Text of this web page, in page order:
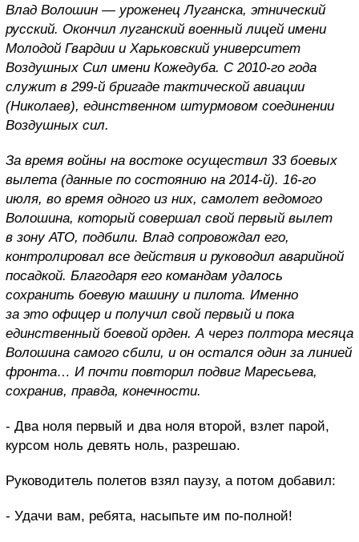
Влад Волошин — уроженец Луганска, этнический
русский. Окончил луганский военный лицей имени
Молодой Гвардии и Харьковский университет
Воздушных Сил имени Кожедуба. С 2010-го года
служит в 299-й бригаде тактической авиации
(Николаев), единственном штурмовом соединении
Воздушных сил.
За время войны на востоке осуществил 33 боевых
вылета (данные по состоянию на 2014-й). 16-го
июля, во время одного из них, самолет ведомого
Волошина, который совершал свой первый вылет
в зону АТО, подбили. Влад сопровождал его,
контролировал все действия и руководил аварийной
посадкой. Благодаря его командам удалось
сохранить боевую машину и пилота. Именно
за это офицер и получил свой первый и пока
единственный боевой орден. А через полтора месяца
Волошина самого сбили, и он остался один за линией
фронта… И почти повторил подвиг Маресьева,
сохранив, правда, конечности.
- Два ноля первый и два ноля второй, взлет парой,
курсом ноль девять ноль, разрешаю.
Руководитель полетов взял паузу, а потом добавил:
- Удачи вам, ребята, насыпьте им по-полной!